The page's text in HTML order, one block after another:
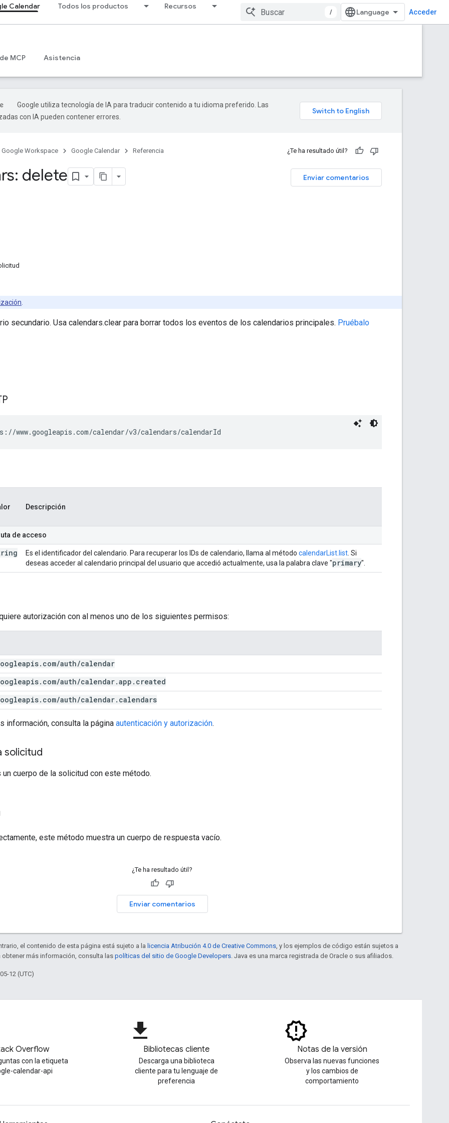
Calendar Todos los productos Recursos
/ Acceder
MCP Asistencia
Google utiliza tecnología de IA para traducir contenido a tu idioma preferido. Las
con IA pueden contener errores.
Google Workspace Google Calendar Referencia ¿Te ha resultado útil?
Enviar comentarios
delete
secundario. Usa calendars.clear para borrar todos los eventos de los calendarios principales. Pruébalo
www.googleapis.com/calendar/v3/calendars/calendarId
Descripción
de acceso
Es el identificador del calendario. Para recuperar los IDs de calendario, llama al método calendarList.list . Si
deseas acceder al calendario principal del usuario que accedió actualmente, usa la palabra clave "primary".
autorización con al menos uno de los siguientes permisos:
. com/auth/calendar
. com/auth/calendar.app . created
. com/auth/calendar. calendars
información, consulta la página autenticación y autorización.
solicitud
un cuerpo de la solicitud con este método.
este método muestra un cuerpo de respuesta vacío.
¿Te ha resultado útil?
Enviar comentarios
el contenido de esta página está sujeto a la licencia Atribución 4.0 de Creative Commons , y los ejemplos de código están sujetos a
obtener más información, consulta las políticas del sitio de Google Developers . Java es una marca registrada de Oracle o sus afiliados.
12 (UTC)
Overflow
con la etiqueta
calendar-api
file_download
Bibliotecas cliente
Descarga una biblioteca
cliente para tu lenguaje de
preferencia
Notas de la versión
Observa las nuevas funciones
y los cambios de
comportamiento